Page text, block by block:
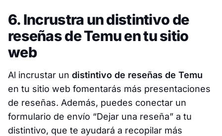
6. Incrustra un distintivo de
reseñas de Temu en tu sitio
web
Al incrustar un distintivo de reseñas de Temu
en tu sitio web fomentarás más presentaciones
de reseñas. Además, puedes conectar un
formulario de envío “Dejar una reseña” a tu
distintivo, que te ayudará a recopilar más